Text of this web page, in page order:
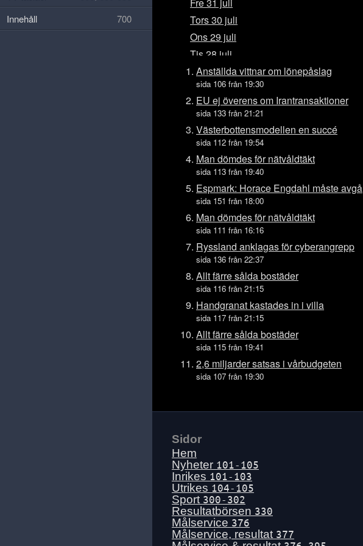
Fre 31 juli
Tors 30 juli
Ons 29 juli
Tis 28 juli
Mån 27 juli
Sön 26 juli
Lör 25 juli
Tors 23 juli
Ons 22 juli
Tis 21 juli
Mån 20 juli
Sön 19 juli
Lör 18 juli
Fre 17 juli
Tors 16 juli
Ons 15 juli
Tis 14 juli
Mån 13 juli
Lör 11 juli
Fre 10 juli
Tors 9 juli
Tis 7 juli
Sön 5 juli
Lör 4 juli
Fre 3 juli
Tors 2 juli
Ons 1 juli
Tis 30 juni
Anställda vittnar om lönepåslag
sida 106 från 19:30
EU ej överens om Irantransaktioner
sida 133 från 21:21
Västerbottensmodellen en succé
sida 112 från 19:54
Man dömdes för nätvåldtäkt
sida 113 från 19:40
Espmark: Horace Engdahl måste avgå
sida 151 från 18:00
Man dömdes för nätvåldtäkt
sida 111 från 16:16
Ryssland anklagas för cyberangrepp
sida 136 från 22:37
Allt färre sålda bostäder
sida 116 från 21:15
Handgranat kastades in i villa
sida 117 från 21:15
Allt färre sålda bostäder
sida 115 från 19:41
2,6 miljarder satsas i vårbudgeten
sida 107 från 19:30
Sidor
Hem
Nyheter 101-105
Inrikes 101-103
Utrikes 104-105
Sport 300-302
Resultatbörsen 330
Målservice 376
Målservice, resultat 377
Innehåll
700